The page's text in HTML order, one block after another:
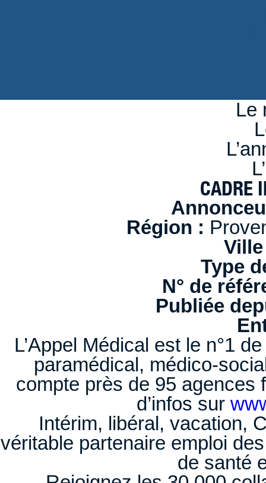
Le
CADRE
Région :
Type
N° de
Publiée
L’Appel Médical est le n°1
paramédical, médico-
compte près de 95
d’infos sur
Intérim, libéral, vacation,
véritable partenaire emploi
de santé